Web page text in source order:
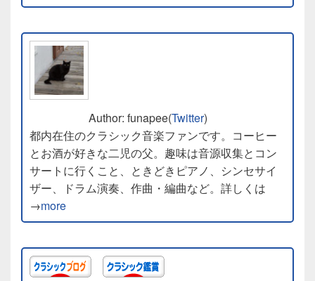
Author: funapee(Twitter)
都内在住のクラシック音楽ファンです。コーヒー
とお酒が好きな二児の父。趣味は音源収集とコン
サートに行くこと、ときどきピアノ、シンセサイ
ザー、ドラム演奏、作曲・編曲など。詳しくは
→more